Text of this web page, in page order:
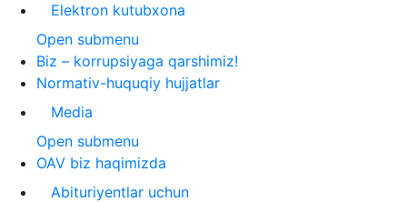
Elektron kutubxona
Open submenu
Biz – korrupsiyaga qarshimiz!
Normativ-huquqiy hujjatlar
Media
Open submenu
OAV biz haqimizda
Abituriyentlar uchun